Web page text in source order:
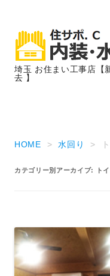
埼玉 お住まい工事店【
去 】
HOME > 水回り >
カテゴリー別アーカイブ: ト